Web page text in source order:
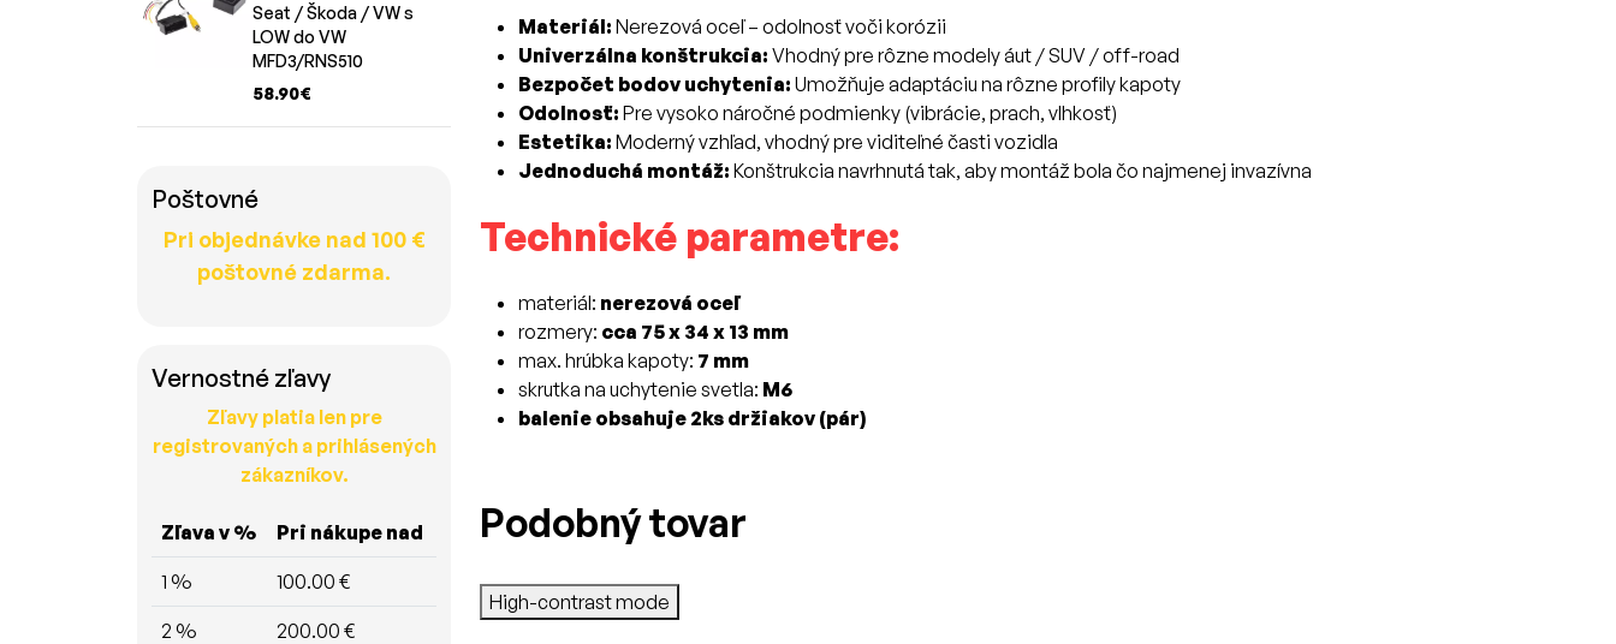
Seat / Škoda / VW s
LOW do VW
MFD3/RNS510
58.90€
Poštovné
Pri objednávke nad 100 €
poštovné zdarma.
Vernostné zľavy
Zľavy platia len pre
registrovaných a prihlásených
zákazníkov.
Zľava v % Pri nákupe nad
1 % 100.00 €
2 % 200.00 €
Materiál: Nerezová oceľ – odolnosť voči korózii
Univerzálna konštrukcia: Vhodný pre rôzne modely áut / SUV / off-road
Bezpočet bodov uchytenia: Umožňuje adaptáciu na rôzne profily kapoty
Odolnosť: Pre vysoko náročné podmienky (vibrácie, prach, vlhkosť)
Estetika: Moderný vzhľad, vhodný pre viditeľné časti vozidla
Jednoduchá montáž: Konštrukcia navrhnutá tak, aby montáž bola čo najmenej invazívna
Technické parametre:
materiál: nerezová oceľ
rozmery: cca 75 x 34 x 13 mm
max. hrúbka kapoty: 7 mm
skrutka na uchytenie svetla: M6
balenie obsahuje 2ks držiakov (pár)
Podobný tovar
High-contrast mode